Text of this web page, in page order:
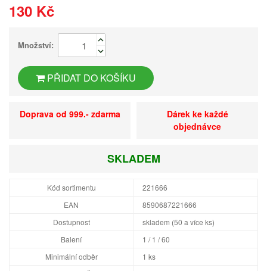
130 Kč
Množství:
PŘIDAT DO KOŠÍKU
Doprava od 999.- zdarma
Dárek ke každé
objednávce
SKLADEM
Kód sortimentu
221666
EAN
8590687221666
Dostupnost
skladem (50 a více ks)
Balení
1 / 1 / 60
Minimální odběr
1 ks